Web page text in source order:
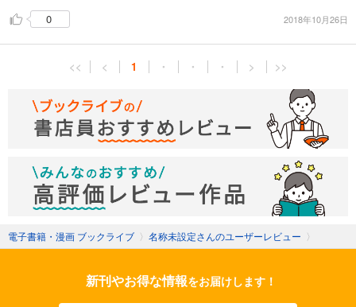
0
2018年10月26日
<< < 1 ・ ・ ・ > >>
電子書籍・漫画 ブックライブ 〉 名称未設定さんのユーザーレビュー 〉
新刊やお得な情報をお届けします！